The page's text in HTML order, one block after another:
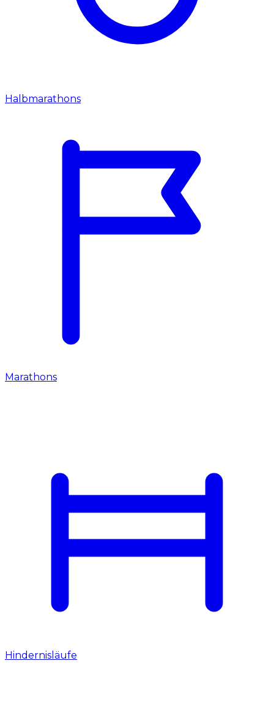
Halbmarathons
Marathons
Hindernisläufe